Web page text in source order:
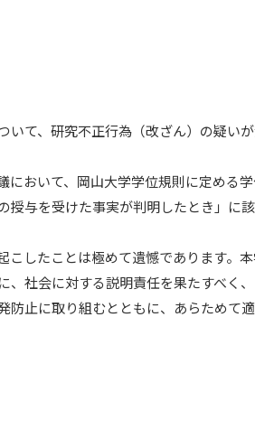
て、研究不正行為（改ざん）の疑い
おいて、岡山大学学位規則に定める
授与を受けた事実が判明したとき」
したことは極めて遺憾であります。
社会に対する説明責任を果たすべく
止に取り組むとともに、あらためて